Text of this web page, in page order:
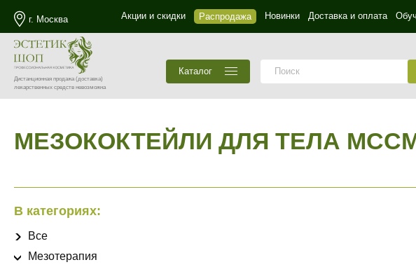
г. Москва Акции и скидки Распродажа Новинки Доставка и оплата
Дистанционная продажа(доставка)
лекарственных средств невозможна
Каталог
МЕЗОКОКТЕЙЛИ ДЛЯ ТЕЛА
В категориях:
Все
Мезотерапия